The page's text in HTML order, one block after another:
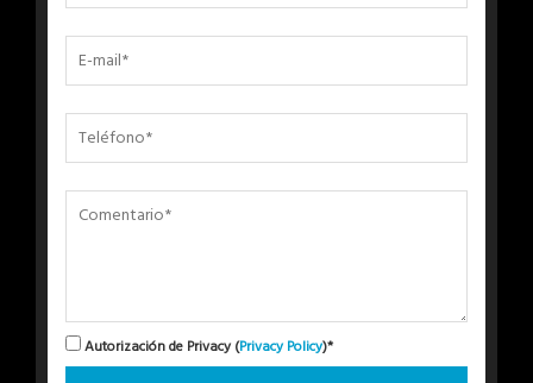
Autorización de Privacy (Privacy Policy)*